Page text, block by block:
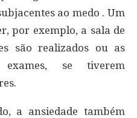
ao medo . Um
por exemplo, a sala de
são realizados ou as
se tiverem
a ansiedade também